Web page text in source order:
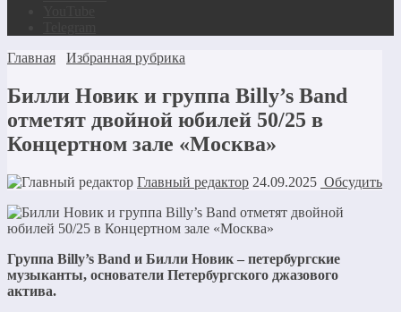
Главная
Избранная рубрика
Билли Новик и группа Billy’s Band
отметят двойной юбилей 50/25 в
Концертном зале «Москва»
Главный редактор 24.09.2025 Обсудить
Группа Billy’s Band и Билли Новик – петербургские
музыканты, основатели Петербургского джазового
актива.